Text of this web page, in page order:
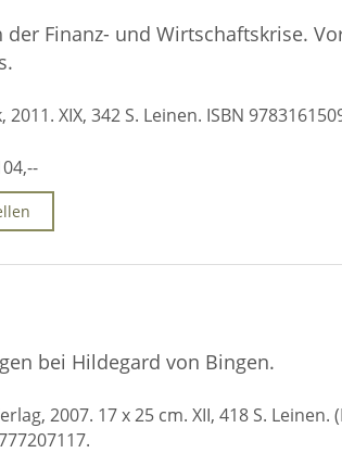
der Finanz- und Wirtschaftskrise.
XIX, 342 S. Leinen. ISBN
bei Hildegard von Bingen.
2007. 17 x 25 cm. XII, 418 S.